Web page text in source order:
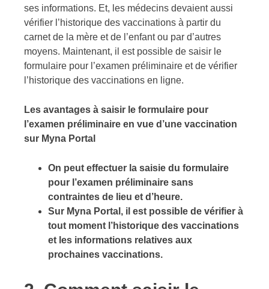
ses informations. Et, les médecins devaient aussi
vérifier l’historique des vaccinations à partir du
carnet de la mère et de l’enfant ou par d’autres
moyens. Maintenant, il est possible de saisir le
formulaire pour l’examen préliminaire et de vérifier
l’historique des vaccinations en ligne.
Les avantages à saisir le formulaire pour
l’examen préliminaire en vue d’une vaccination
sur Myna Portal
On peut effectuer la saisie du formulaire
pour l’examen préliminaire sans
contraintes de lieu et d’heure.
Sur Myna Portal, il est possible de vérifier à
tout moment l’historique des vaccinations
et les informations relatives aux
prochaines vaccinations.